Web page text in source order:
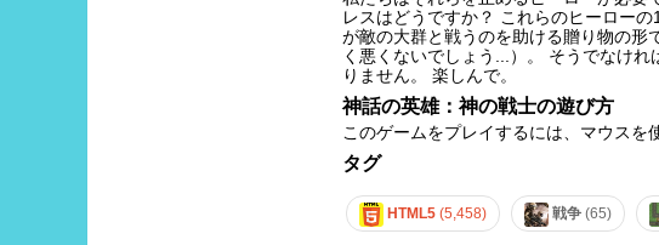
レスはどうですか？ これらのヒーロー
が敵の大群と戦うのを助ける贈り物の形
く悪くないでしょう...）。 そうでなけ
りません。 楽しんで。
神話の英雄：神の戦士の遊び方
このゲームをプレイするには、マウスを
タグ
HTML5 (5,458) 戦争 (65)